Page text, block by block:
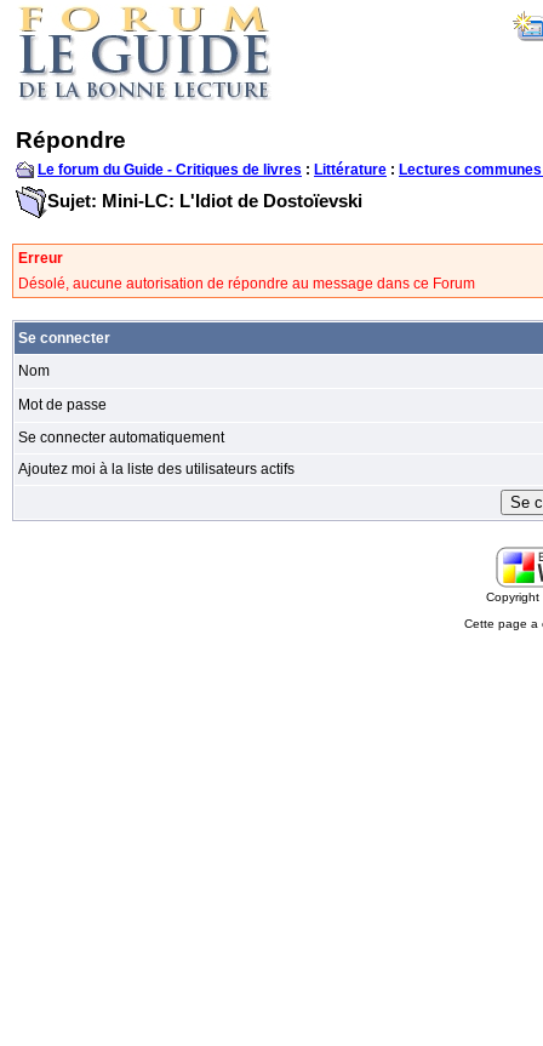
Répondre
Le forum du Guide - Critiques de livres : Littérature : Lectures
Sujet: Mini-LC: L'Idiot de Dostoïevski
Erreur
Désolé, aucune autorisation de répondre au message dans ce Forum
Se connecter
Nom
Mot de passe
Se connecter automatiquement
Ajoutez moi à la liste des utilisateurs actifs
Cette page a